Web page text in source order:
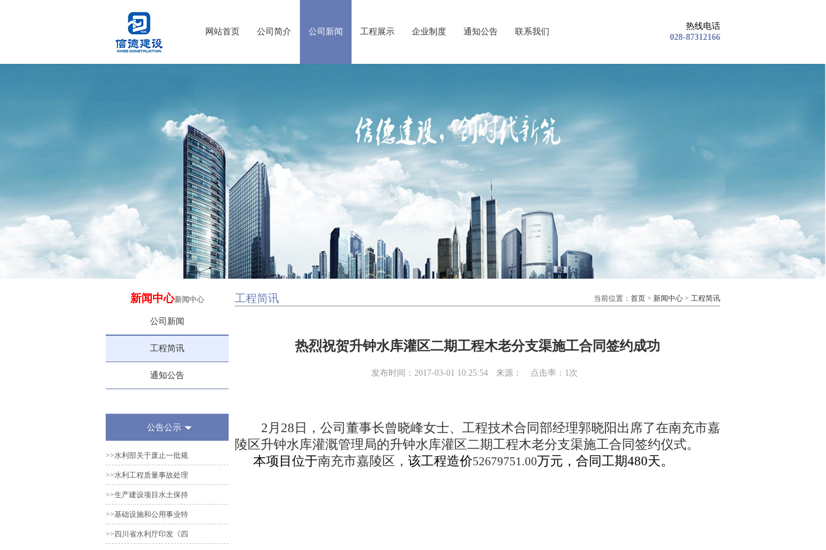
网站首页 公司简介 公司新闻 工程展示 企业制度 通知公告 联系我们
热线电话
028-87312166
新闻中心新闻中心
公司新闻
工程简讯
通知公告
公告公示
>>水利部关于废止一批规
>>水利工程质量事故处理
>>生产建设项目水土保持
>>基础设施和公用事业特
>>四川省水利厅印发《四
工程简讯 当前位置： 首页 > 新闻中心 > 工程简讯
热烈祝贺升钟水库灌区二期工程木老分支渠施工合同签约成功
发布时间：2017-03-01 10:25:54 来源： 点击率： 1次
2月28日，公司董事长曾晓峰女士、工程技术合同部经理郭晓阳出席了在南充市嘉
陵区升钟水库灌溉管理局的升钟水库灌区二期工程木老分支渠施工合同签约仪式。
本项目位于南充市嘉陵区 ， 该工程造价52679751 .00万元，合同工期480天。